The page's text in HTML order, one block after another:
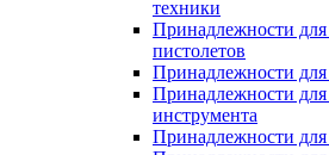
техники
Принадлежности
пистолетов
Принадлежности для
Принадлежности
инструмента
Принадлежности